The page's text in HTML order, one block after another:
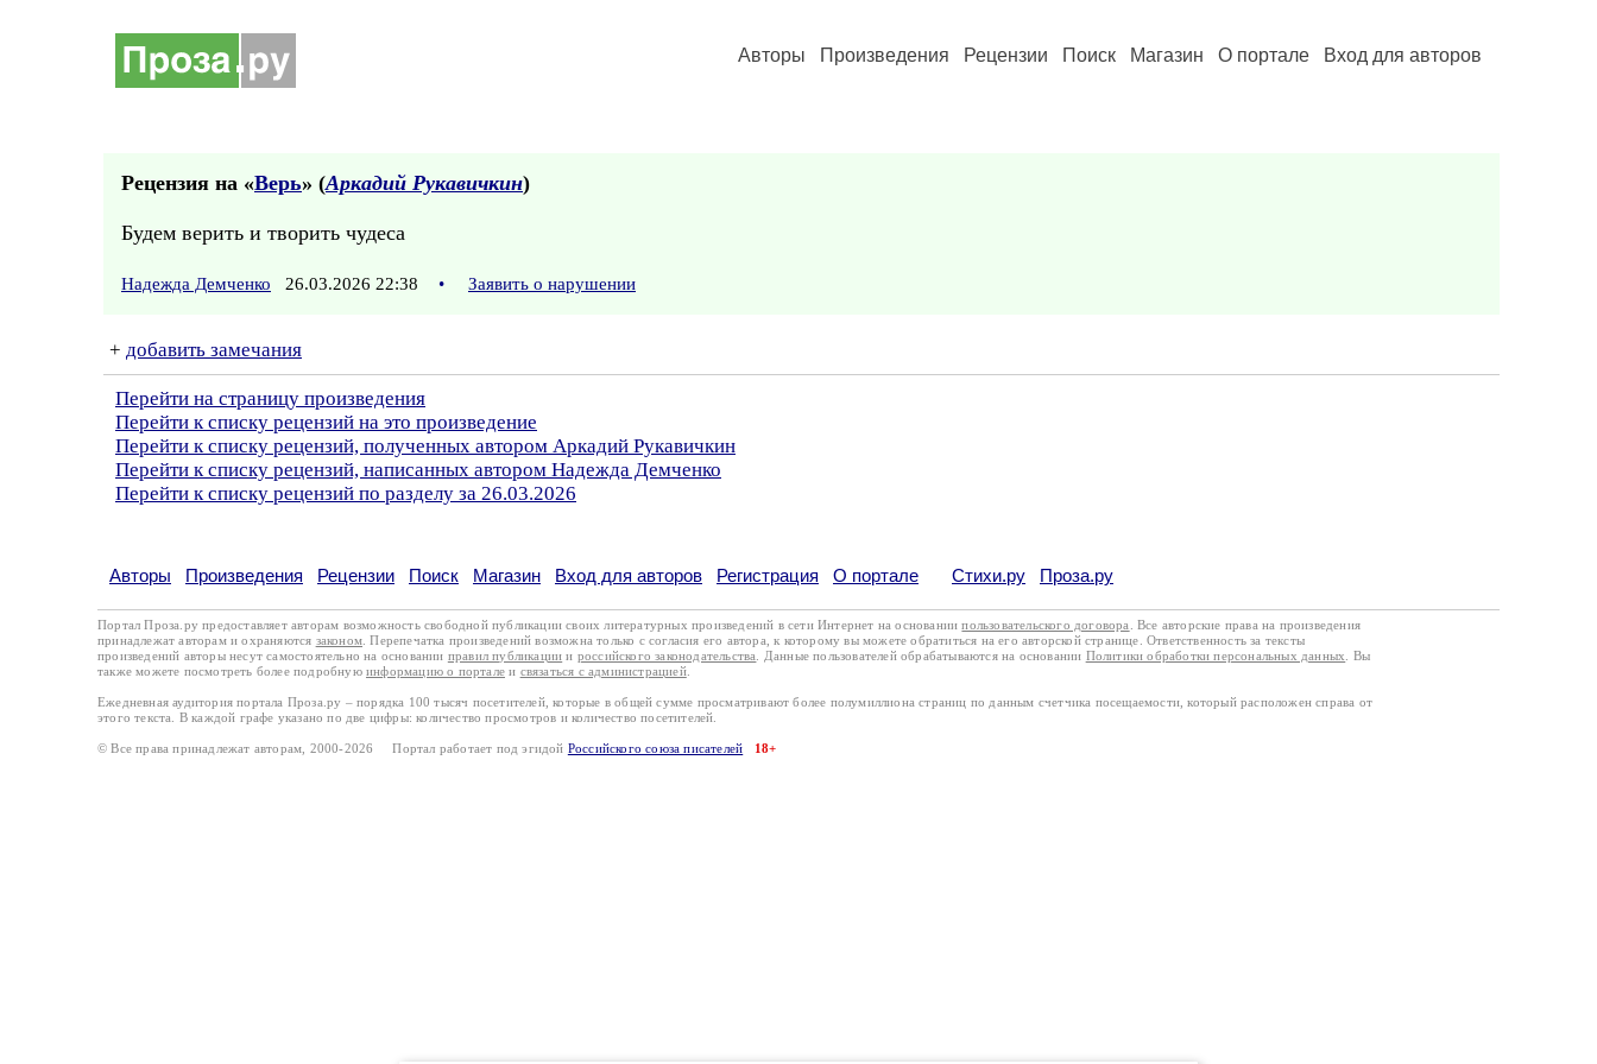
Авторы Произведения Рецензии Поиск Магазин О портале Вход для авторов
Рецензия на «Верь» (Аркадий Рукавичкин)
Будем верить и творить чудеса
Надежда Демченко 26.03.2026 22:38 • Заявить о нарушении
+ добавить замечания
Перейти на страницу произведения
Перейти к списку рецензий на это произведение
Перейти к списку рецензий, полученных автором Аркадий Рукавичкин
Перейти к списку рецензий, написанных автором Надежда Демченко
Перейти к списку рецензий по разделу за 26.03.2026
Авторы Произведения Рецензии Поиск Магазин Вход для авторов Регистрация О портале Стихи.ру Проза.ру
Портал Проза.ру предоставляет авторам возможность свободной публикации своих литературных произведений в сети Интернет на основаниипользовательского договора
. Все авторские права на произведения
принадлежат авторам и охраняются законом . Перепечатка произведений возможна только с согласия его автора, к которому вы можете обратиться на его авторской странице. Ответственность за тексты
произведений авторы несут самостоятельно на основании правил публикации и российского законодательства . Данные пользователей обрабатываются на основании Политики обработки персональных данных
. Вы
также можете посмотреть более подробную информацию о портале и связаться с администрацией.
Ежедневная аудитория портала Проза.ру – порядка 100 тысяч посетителей, которые в общей сумме просматривают более полумиллиона страниц по данным счетчика посещаемости, который расположен справа от
этого текста. В каждой графе указано по две цифры: количество просмотров и количество посетителей.
© Все права принадлежат авторам, 2000-2026 Портал работает под эгидой Российского союза писателей 18+